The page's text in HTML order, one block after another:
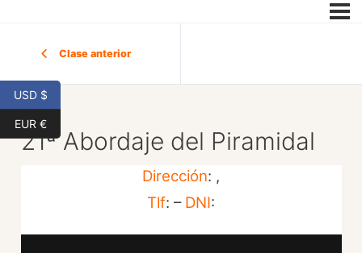
Clase anterior
21ª Abordaje del Piramidal
Dirección: ,
Tlf: – DNI:
USD $
EUR €